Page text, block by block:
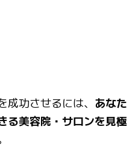
功させるには、 あなた
る美容院・サロンを見極